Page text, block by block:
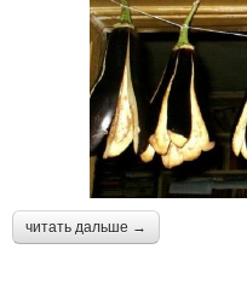
читать дальше →